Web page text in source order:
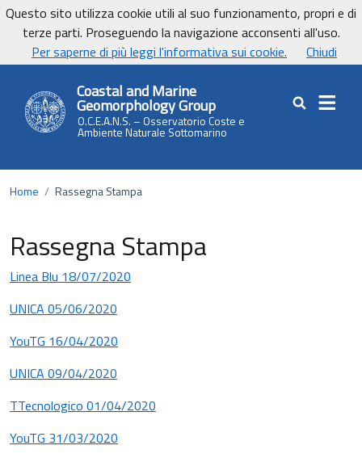
Vai ai contenuti
Vai al footer
UnicaNews
Coastal and Marine
Geomorphology Group
O.C.E.A.N.S. – Osservatorio Coste e
Ambiente Naturale Sottomarino
Cerca nel sito
Home / Rassegna Stampa
Rassegna Stampa
Linea Blu 18/07/2020
UNICA 05/06/2020
YouTG 16/04/2020
UNICA 09/04/2020
TTecnologico 01/04/2020
YouTG 31/03/2020
Questo sito utilizza cookie utili al suo funzionamento, propri e di
terze parti. Proseguendo la navigazione acconsenti all'uso.
Per saperne di più leggi l'informativa sui cookie.
Chiudi